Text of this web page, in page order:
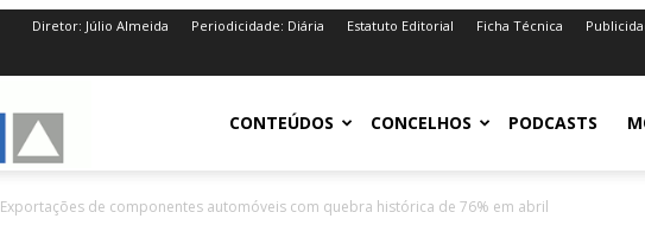
Diretor: Júlio Almeida Periodicidade: Diária Estatuto Editorial Ficha Técnica
NotíciasdeAveiro.ptCONTEÚDOS CONCELHOS PODCASTS
Exportações de componentes automóveis com quebra histórica de 76% em abril